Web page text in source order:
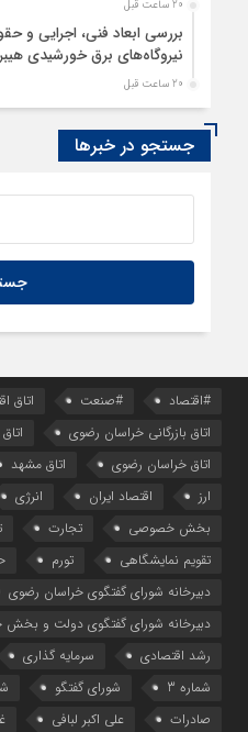
20 ساعت قبل
بررسی ابعاد فنی، اجرایی و
نیروگاه‌های برق خورشیدی
20 ساعت قبل
پایداری تورم ترکیه در کانال ۳۰ درصد
20 ساعت قبل
تعرفه‌های وزارت صمت در
چه کسی باید قیمت‌ها را
جستجو در خبرها
#اقتصاد #صنعت اتاق
اتاق بازرگانی خراسان رضوی
اتاق خراسان رضوی
اتاق مشهد
ارز
اقتصاد ایران انرژی
بخش خصوصی
تجارت
تقویم نمایشگاهی
تورم
دبیرخانه شورای گفتگوی خراسان رضوی
دبیرخانه شورای گفتگوی دولت و
رشد اقتصادی
سرمایه گذاری
شماره 3
شورای گفتگو
صادرات
علی اکبر لبافی